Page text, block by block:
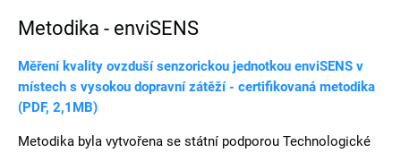
Metodika - enviSENS
Měření kvality ovzduší senzorickou jednotkou enviSENS v
místech s vysokou dopravní zátěží - certifikovaná metodika
(PDF, 2,1MB)
Metodika byla vytvořena se státní podporou Technologické